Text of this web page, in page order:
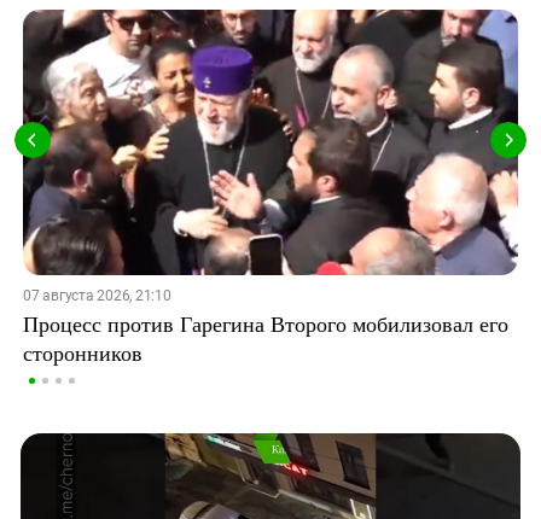
07 августа 2026, 21:10
Процесс против Гарегина Второго мобилизовал его
сторонников